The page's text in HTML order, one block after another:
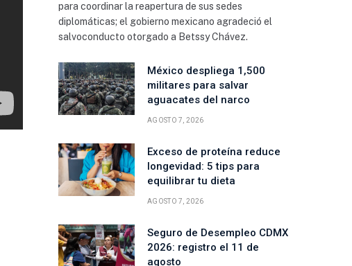
para coordinar la reapertura de sus sedes
diplomáticas; el gobierno mexicano agradeció el
salvoconducto otorgado a Betssy Chávez.
México despliega 1,500
militares para salvar
aguacates del narco
AGOSTO 7, 2026
Exceso de proteína reduce
longevidad: 5 tips para
equilibrar tu dieta
AGOSTO 7, 2026
Seguro de Desempleo CDMX
2026: registro el 11 de
agosto